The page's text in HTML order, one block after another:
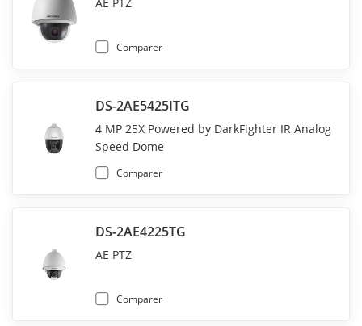
Comparer
DS-2AE5425ITG
4 MP 25X Powered by DarkFighter IR Analog
Speed Dome
Comparer
DS-2AE4225TG
AE PTZ
Comparer